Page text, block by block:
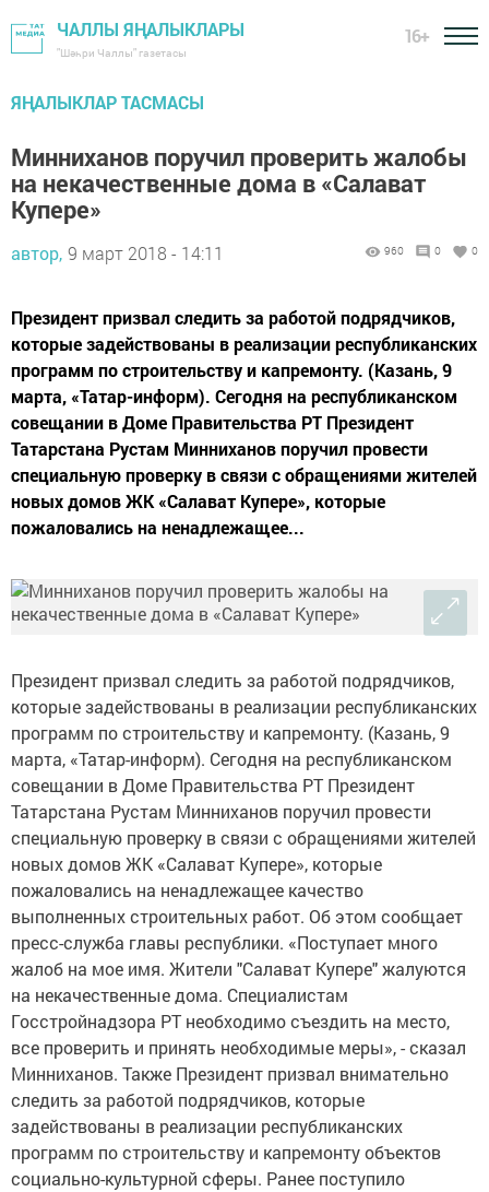
ЧАЛЛЫ ЯҢАЛЫКЛАРЫ
"Шәһри Чаллы" газетасы
16+
ЯҢАЛЫКЛАР ТАСМАСЫ
Минниханов поручил проверить жалобы
на некачественные дома в «Салават
Купере»
автор, 9 март 2018 - 14:11 960 0 0
Президент призвал следить за работой подрядчиков,
которые задействованы в реализации республиканских
программ по строительству и капремонту. (Казань, 9
марта, «Татар-информ). Сегодня на республиканском
совещании в Доме Правительства РТ Президент
Татарстана Рустам Минниханов поручил провести
специальную проверку в связи с обращениями жителей
новых домов ЖК «Салават Купере», которые
пожаловались на ненадлежащее...
Президент призвал следить за работой подрядчиков,
которые задействованы в реализации республиканских
программ по строительству и капремонту. (Казань, 9
марта, «Татар-информ). Сегодня на республиканском
совещании в Доме Правительства РТ Президент
Татарстана Рустам Минниханов поручил провести
специальную проверку в связи с обращениями жителей
новых домов ЖК «Салават Купере», которые
пожаловались на ненадлежащее качество
выполненных строительных работ. Об этом сообщает
пресс-служба главы республики. «Поступает много
жалоб на мое имя. Жители "Салават Купере" жалуются
на некачественные дома. Специалистам
Госстройнадзора РТ необходимо съездить на место,
все проверить и принять необходимые меры», - сказал
Минниханов. Также Президент призвал внимательно
следить за работой подрядчиков, которые
задействованы в реализации республиканских
программ по строительству и капремонту объектов
социально-культурной сферы. Ранее поступило